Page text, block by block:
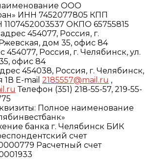
ООО
ИНН 7452077805 КПП
1107452003537 ОКПО 65755815
454077, Россия, г.
дом 35, офис 84
454077, Россия, г. Челябинск, ул.
офис 84
454038, Россия, г. Челябинск,
E-mail 2185557@mail.ru ,
Телефон (351) 218-55-57, 219-55-
Полное наименование
банка г. Челябинск БИК
счет
Расчетный счет